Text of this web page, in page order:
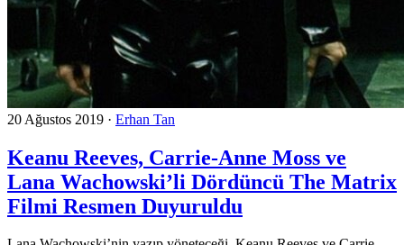
20 Ağustos 2019 · Erhan Tan
Keanu Reeves, Carrie-Anne Moss ve
Lana Wachowski’li Dördüncü The Matrix
Filmi Resmen Duyuruldu